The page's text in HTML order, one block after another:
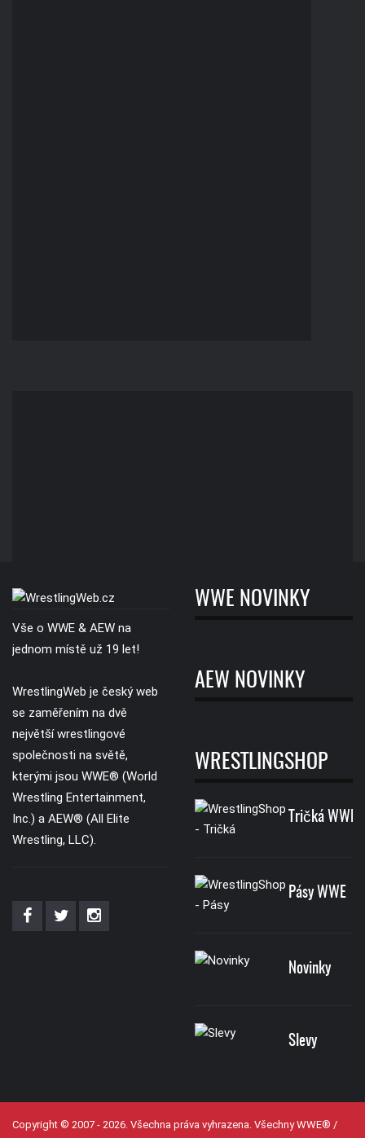
Vše o WWE & AEW na
jednom místě už 19 let!
WrestlingWeb je český web
se zaměřením na dvě
největší wrestlingové
společnosti na světě,
kterými jsou WWE® (World
Wrestling Entertainment,
Inc.) a AEW® (All Elite
Wrestling, LLC).
WWE NOVINKY
AEW NOVINKY
WRESTLINGSHOP
Tričká WWE
Pásy WWE
Novinky
Slevy
Copyright © 2007 - 2026. Všechna práva vyhrazena. Všechny WWE® /